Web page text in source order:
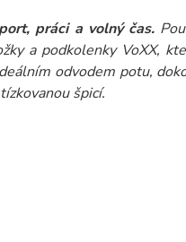
práci a volný čas.
a podkolenky VoXX,
odvodem potu,
špicí.